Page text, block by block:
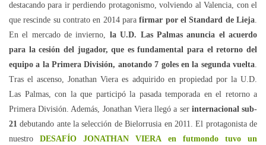
destacando para ir perdiendo protagonismo, volviendo al Valencia, con el
que rescinde su contrato en 2014 parafirmar por el Standard de Lieja.
En el mercado de invierno, la U.D. Las Palmas anuncia el acuerdo
para la cesión del jugador, que es fundamental para el retorno del
equipo a la Primera División, anotando 7 goles en la segunda vuelta.
Tras el ascenso, Jonathan Viera es adquirido en propiedad por la U.D.
Las Palmas, con la que participó la pasada temporada en el retorno a
Primera División. Además, Jonathan Viera llegó a ser internacional sub-
21 debutando ante la selección de Bielorrusia en 2011. El protagonista de
nuestroDESAFÍO JONATHAN VIERA en futmondo tuvo un